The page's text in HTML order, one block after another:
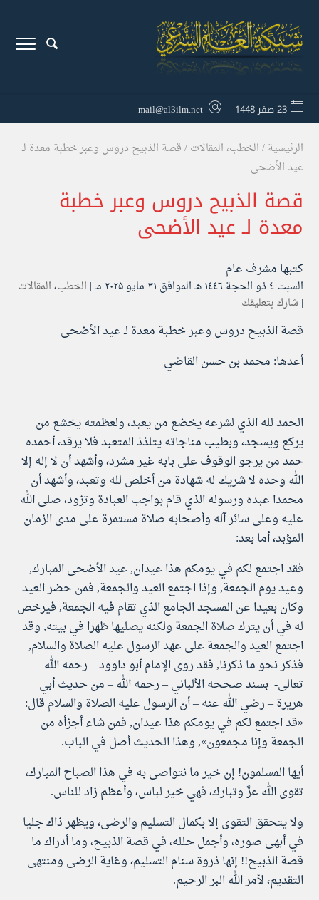
23 صفر 1448 mail@al3ilm.net
الرئيسية/الخطب،المقالات/‏‏‏‏قصة الذبيح دروس وعبر خطبة معدة لـ
عيد الأضحى
‏‏‏‏قصة الذبيح دروس وعبر خطبة
معدة لـ عيد الأضحى
كتبها مشرف عام
السبت ٤ ذو الحجة ۱٤٤٦ هـ الموافق ۳۱ مايو ۲۰۲۵ مـ | الخطب،المقالات
| شارك بتعليقك
‏‏‏‏قصة الذبيح دروس وعبر خطبة معدة لـ عيد الأضحى
أعدها: محمد بن حسن القاضي
الحمد لله الذي لشرعه يخضع من يعبد، ولعظمته يخشع من
يركع ويسجد، وبطيب مناجاته يتلذذ المتعبد فلا يرقد، أحمده
حمد من يرجو الوقوف على بابه غير مشرد، وأشهد أن لا إله إلا
الله وحده لا شريك له شهادة من أخلص لله وتعبد، وأشهد أن
محمدا عبده ورسوله الذي قام بواجب العبادة وتزود، صلى الله
عليه وعلى سائر آله وأصحابه صلاة مستمرة على مدى الزمان
المؤبد، أما بعد:
فقد اجتمع لكم في يومكم هذا عيدان, عيد الأضحى المبارك,
وعيد يوم الجمعة, وإذا اجتمع العيد والجمعة, فمن حضر العيد
وكان بعيدا عن المسجد الجامع الذي تقام فيه الجمعة, فيرخص
له في أن يترك صلاة الجمعة ولكنه يصليها ظهرا في بيته, وقد
اجتمع العيد والجمعة على عهد الرسول عليه الصلاة والسلام,
فذكر نحو ما ذكرنا, فقد روى الإمام أبو داوود – رحمه الله
تعالى- بسند صححه الألباني – رحمه الله – من حديث أبي
هريرة – رضي الله عنه – أن الرسول عليه الصلاة والسلام قال:
«قد اجتمع لكم في يومكم هذا عيدان, فمن شاء أجزأه من
الجمعة وإنا مجمعون», وهذا الحديث أصل في الباب.
أيها المسلمون! إن خير ما نتواصى به في هذا الصباح المبارك،
تقوى الله عزَّ وتبارك، فهي خير لباس، وأعظم زاد للناس.
ولا يتحقق التقوى إلا بكمال التسليم والرضى، ويظهر ذاك جليا
في أبهى صوره، وأجمل حلله، في قصة الذبيح، وما أدراك ما
قصة الذبيح!! إنها ذروة سنام التسليم، وغاية الرضى ومنتهى
التقديم، لأمر الله البر الرحيم.